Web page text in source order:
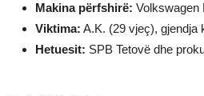
Makina përfshirë: Volkswagen
Viktima: A.K. (29 vjeç), gjendja
Hetuesit: SPB Tetovë dhe